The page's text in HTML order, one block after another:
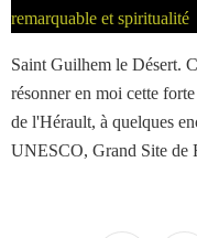
Saint Guilhem le Désert.
résonner en moi cette
de l'Hérault, à quelques
UNESCO, Grand Site de